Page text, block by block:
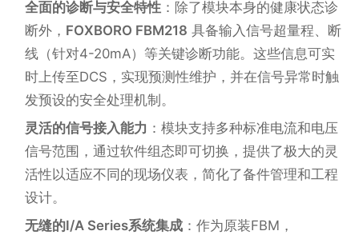
全面的诊断与安全特性 ：除了模块本身的健康状态诊
断外， FOXBORO FBM218 具备输入信号超量程、断
线（针对4-20mA）等关键诊断功能。这些信息可实
时上传至DCS，实现预测性维护，并在信号异常时触
发预设的安全处理机制。
灵活的信号接入能力 ：模块支持多种标准电流和电压
信号范围，通过软件组态即可切换，提供了极大的灵
活性以适应不同的现场仪表，简化了备件管理和工程
设计。
无缝的I/A Series系统集成 ：作为原装FBM，